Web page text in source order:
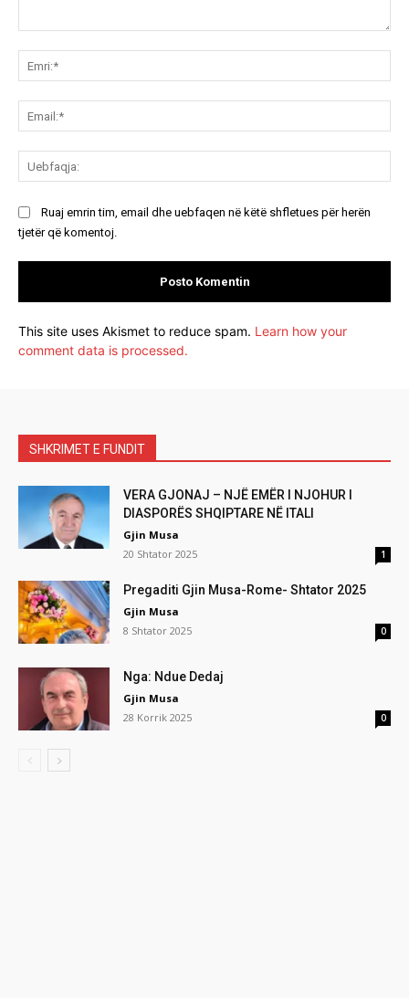
Ruaj emrin tim, email dhe uebfaqen në këtë shfletues për herën
tjetër që komentoj.
This site uses Akismet to reduce spam. Learn how your
comment data is processed.
SHKRIMET E FUNDIT
VERA GJONAJ – NJË EMËR I NJOHUR I
DIASPORËS SHQIPTARE NË ITALI
Gjin Musa
20 Shtator 2025
1
Pregaditi Gjin Musa-Rome- Shtator 2025
Gjin Musa
8 Shtator 2025
0
Nga: Ndue Dedaj
Gjin Musa
28 Korrik 2025
0